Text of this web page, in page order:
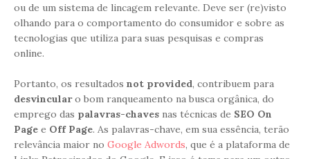
ou de um sistema de lincagem relevante. Deve ser (re)visto
olhando para o comportamento do consumidor e sobre as
tecnologias que utiliza para suas pesquisas e compras
online.
Portanto, os resultados not provided, contribuem para
desvincularo bom ranqueamento na busca orgânica, do
emprego das palavras-chaves nas técnicas de SEO On
Page e Off Page. As palavras-chave, em sua essência, terão
relevância maior no Google Adwords, que é a plataforma de